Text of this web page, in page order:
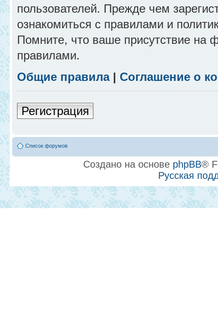
пользователей. Прежде чем
ознакомиться с правилами и
Помните, что ваше присутствие на
правилами.
Общие правила| Соглашение о
Регистрация
Список форумов
Создано на основе phpBB®
Русская